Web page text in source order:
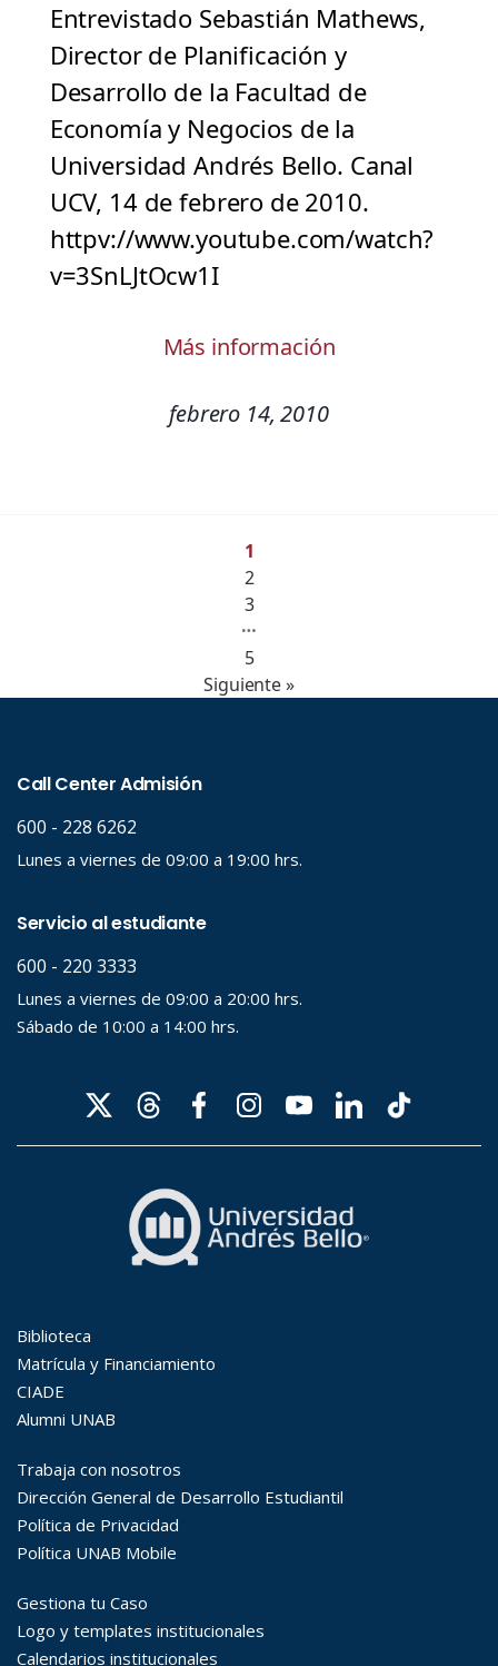
Entrevistado Sebastián Mathews,
Director de Planificación y
Desarrollo de la Facultad de
Economía y Negocios de la
Universidad Andrés Bello. Canal
UCV, 14 de febrero de 2010.
httpv://www.youtube.com/watch?
v=3SnLJtOcw1I
Más información
febrero 14, 2010
1
2
3
…
5
Siguiente »